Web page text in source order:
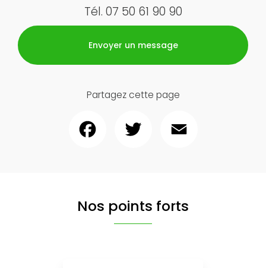
Tél. 07 50 61 90 90
Envoyer un message
Partagez cette page
Nos points forts